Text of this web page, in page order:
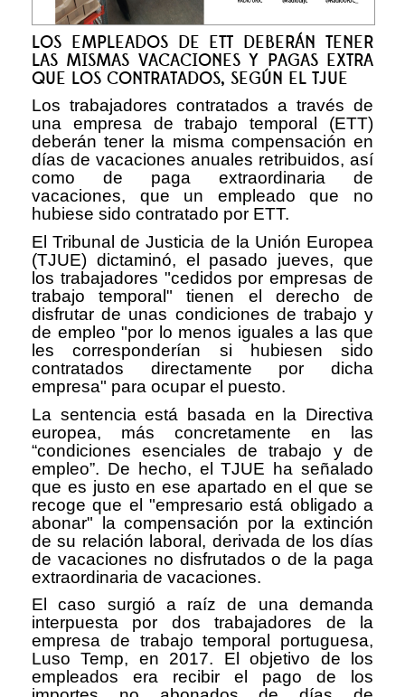
LOS EMPLEADOS DE ETT DEBERÁN TENER
LAS MISMAS VACACIONES Y PAGAS EXTRA
QUE LOS CONTRATADOS, SEGÚN EL TJUE
Los trabajadores contratados a través de
una empresa de trabajo temporal (ETT)
deberán tener la misma compensación en
días de vacaciones anuales retribuidos, así
como de paga extraordinaria de
vacaciones, que un empleado que no
hubiese sido contratado por ETT.
El Tribunal de Justicia de la Unión Europea
(TJUE) dictaminó, el pasado jueves, que
los trabajadores "cedidos por empresas de
trabajo temporal" tienen el derecho de
disfrutar de unas condiciones de trabajo y
de empleo "por lo menos iguales a las que
les corresponderían si hubiesen sido
contratados directamente por dicha
empresa" para ocupar el puesto.
La sentencia está basada en la Directiva
europea, más concretamente en las
“condiciones esenciales de trabajo y de
empleo”. De hecho, el TJUE ha señalado
que es justo en ese apartado en el que se
recoge que el "empresario está obligado a
abonar" la compensación por la extinción
de su relación laboral, derivada de los días
de vacaciones no disfrutados o de la paga
extraordinaria de vacaciones.
El caso surgió a raíz de una demanda
interpuesta por dos trabajadores de la
empresa de trabajo temporal portuguesa,
Luso Temp, en 2017. El objetivo de los
empleados era recibir el pago de los